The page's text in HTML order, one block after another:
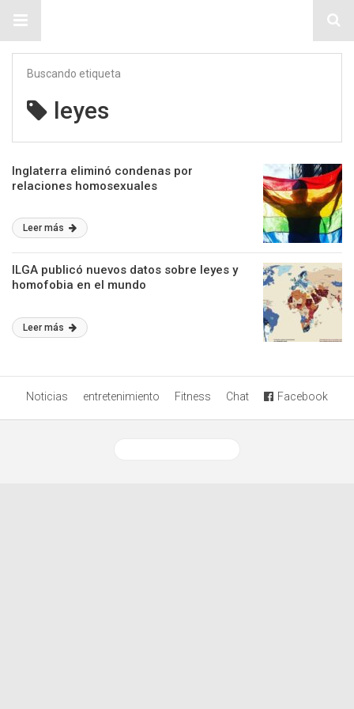
Buscando etiqueta
leyes
Inglaterra eliminó condenas por
relaciones homosexuales
Leer más
ILGA publicó nuevos datos sobre leyes y
homofobia en el mundo
Leer más
Noticias entretenimiento Fitness Chat Facebook